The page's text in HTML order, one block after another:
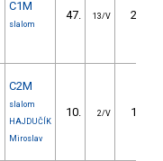
C1M
slalom
47. 13/V 27.10
C2M
slalom
HAJDUČÍK
Miroslav
10. 2/V 19.10